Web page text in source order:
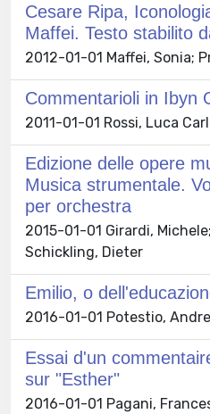
Cesare Ripa,
Maffei. Testo stabilito
2012-01-01 Maffei, Sonia;
Commentarioli in Ibyn
2011-01-01 Rossi, Luca
Edizione delle opere
Musica strumentale.
per orchestra
2015-01-01 Girardi,
Schickling, Dieter
Emilio, o
2016-01-01 Potestio,
Essai d'un
sur "Esther"
2016-01-01 Pagani,